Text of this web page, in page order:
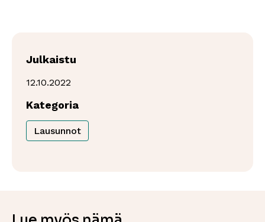
Julkaistu
12.10.2022
Kategoria
Lausunnot